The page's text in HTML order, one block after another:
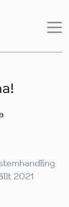
2021